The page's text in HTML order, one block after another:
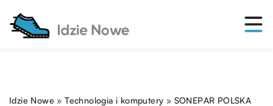
Idzie Nowe »Technologia i komputery » SONEPAR POLSKA